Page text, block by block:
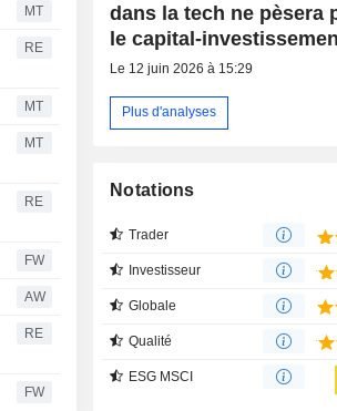
MT
RE
MT
MT
RE
FW
AW
RE
FW
dans la tech ne pèsera
le capital-
Le 12 juin 2026 à 15:29
Plus d'analyses
Notations
Trader
Investisseur
Globale
Qualité
ESG MSCI